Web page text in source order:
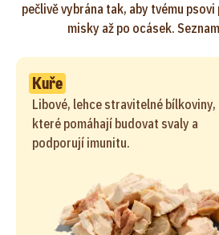
pečlivě vybrána tak, aby tvému
misky až po ocásek.
Kuře
Libové, lehce stravitelné bílkoviny,
které pomáhají budovat svaly a
podporují imunitu.